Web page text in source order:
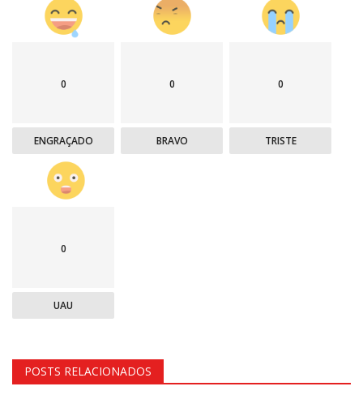
0
ENGRAÇADO
0
BRAVO
0
TRISTE
0
UAU
POSTS RELACIONADOS